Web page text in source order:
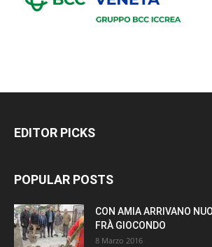
EDITOR PICKS
POPULAR POSTS
CON AMIA ARRIVANO
FRÀ GIOCONDO
8 Marzo 2016